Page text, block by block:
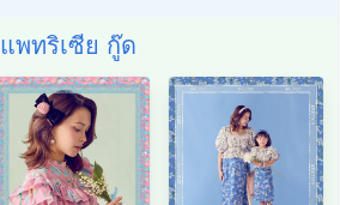
แพทริเซีย กู๊ด